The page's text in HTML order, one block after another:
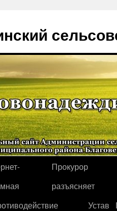
Прокурор
разъясняет
Устав